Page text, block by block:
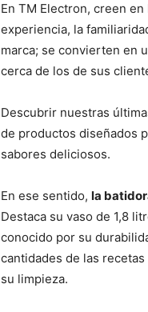
En TM Electron, creen
experiencia, la
marca; se convierten en
cerca de los de sus
Descubrir nuestras
de productos diseñados
sabores deliciosos.
En ese sentido, la
Destaca su vaso de 1,8
conocido por su
cantidades de las
su limpieza.